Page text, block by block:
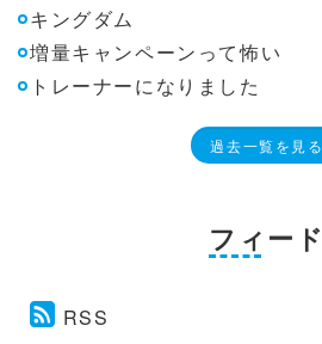
キングダム
増量キャンペーンって怖い
トレーナーになりました
過去一覧を見る
フィード
RSS